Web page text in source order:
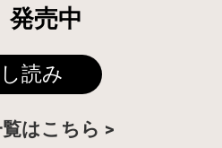
売中
読み
はこちら